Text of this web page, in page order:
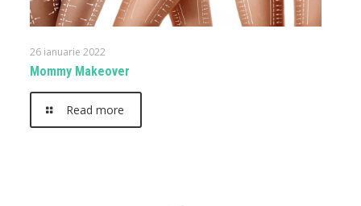
26 ianuarie 2022
Mommy Makeover
Read more